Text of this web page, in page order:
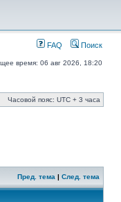
FAQ Поиск
время: 06 авг 2026, 18:20
Часовой пояс: UTC + 3 часа
Пред. тема | След. тема